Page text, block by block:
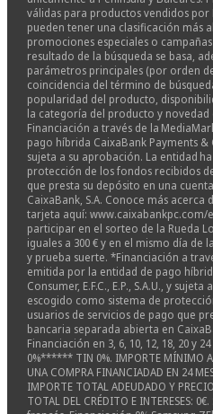
válidas para productos vendidos
pueden tener una clasificación más
promociones especiales o
resultado de la búsqueda se basa,
parámetros principales (por orden
coincidencia del término de
popularidad del producto,
la categoría del producto y novedad
Financiación a través de la
pago híbrida CaixaBank Payments &
sujeta a su aprobación. La entidad
protección de los fondos recibidos
que presta su depósito en una
CaixaBank, S.A. Conoce más
tarjeta aquí: www.caixabankpc.com/
participar en el sorteo de la Rueda
iguales a 300 € y en el mismo día de
y prueba suerte. *Financiación a
emitida por la entidad de pago
Consumer, E.F.C., E.P., S.A.U., y
escogido como sistema de
usuarios de servicios de pago que
bancaria separada abierta en
Financiación en 3, 6, 10, 12, 18, 20 y
0%****** TIN 0%. IMPORTE MÍNIMO A
UNA COMPRA FINANCIADAD EN 24
IMPORTE TOTAL ADEUDADO Y
TOTAL DEL CRÉDITO E INTERESES: